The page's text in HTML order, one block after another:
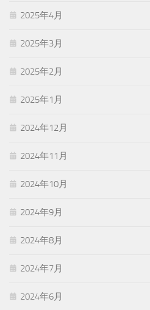
2025年4月
2025年3月
2025年2月
2025年1月
2024年12月
2024年11月
2024年10月
2024年9月
2024年8月
2024年7月
2024年6月